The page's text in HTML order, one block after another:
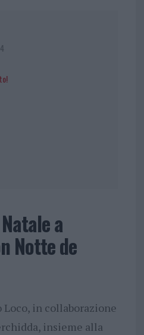
a
Notte de
in collaborazione
insieme alla